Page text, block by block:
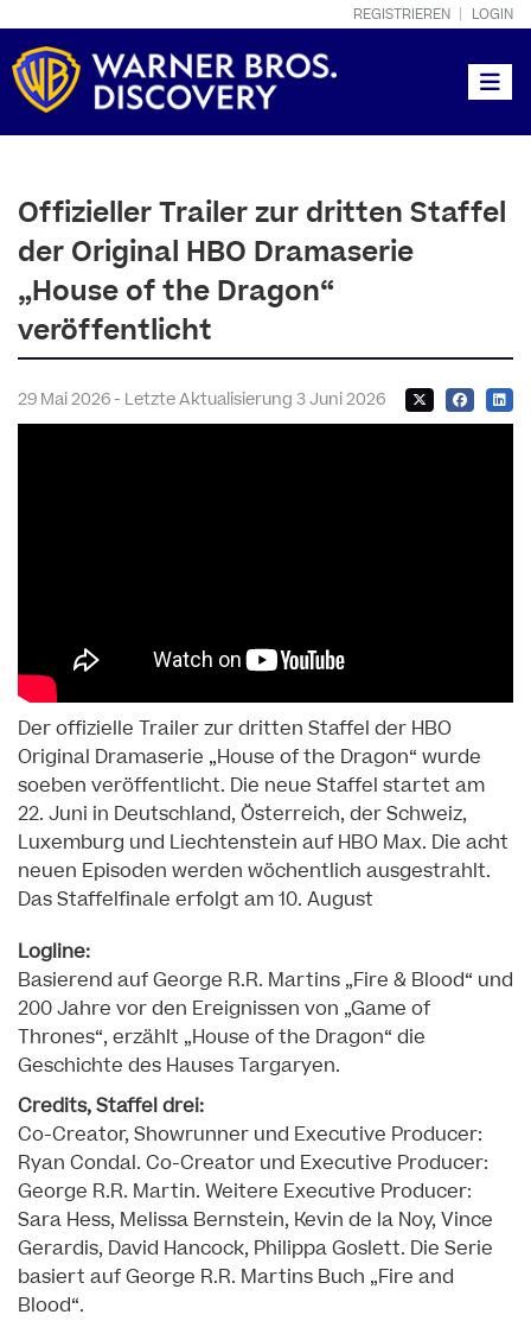
REGISTRIEREN LOGIN
Offizieller Trailer zur dritten Staffel
der Original HBO Dramaserie
„House of the Dragon“
veröffentlicht
29 Mai 2026 - Letzte Aktualisierung 3 Juni 2026
Der offizielle Trailer zur dritten Staffel der HBO
Original Dramaserie „House of the Dragon“ wurde
soeben veröffentlicht. Die neue Staffel startet am
22. Juni in Deutschland, Österreich, der Schweiz,
Luxemburg und Liechtenstein auf HBO Max. Die acht
neuen Episoden werden wöchentlich ausgestrahlt.
Das Staffelfinale erfolgt am 10. August
Logline:
Basierend auf George R.R. Martins „Fire & Blood“ und
200 Jahre vor den Ereignissen von „Game of
Thrones“, erzählt „House of the Dragon“ die
Geschichte des Hauses Targaryen.
Credits, Staffel drei:
Co-Creator, Showrunner und Executive Producer:
Ryan Condal. Co-Creator und Executive Producer:
George R.R. Martin. Weitere Executive Producer:
Sara Hess, Melissa Bernstein, Kevin de la Noy, Vince
Gerardis, David Hancock, Philippa Goslett. Die Serie
basiert auf George R.R. Martins Buch „Fire and
Blood“.